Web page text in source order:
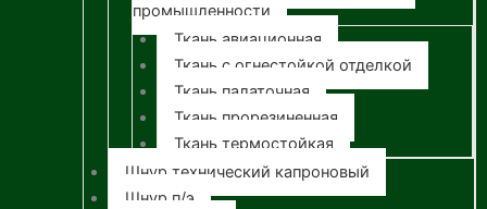
промышленности
Ткань авиационная
Ткань с огнестойкой отделкой
Ткань палаточная
Ткань прорезиненная
Ткань термостойкая
Шнур технический капроновый
Шнур п/э